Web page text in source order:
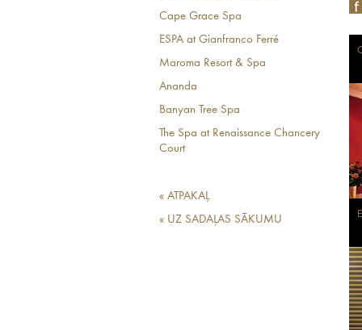
Cape Grace Spa
ESPA at Gianfranco Ferré
Maroma Resort & Spa
Ananda
Banyan Tree Spa
The Spa at Renaissance Chancery
Court
« ATPAKAĻ
« UZ SADAĻAS SĀKUMU